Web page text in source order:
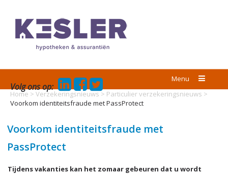
Menu
Volg ons op:
Home > Verzekeringsnieuws> Particulier verzekeringsnieuws >
Voorkom identiteitsfraude met PassProtect
Voorkom identiteitsfraude met
PassProtect
Tijdens vakanties kan het zomaar gebeuren dat u wordt